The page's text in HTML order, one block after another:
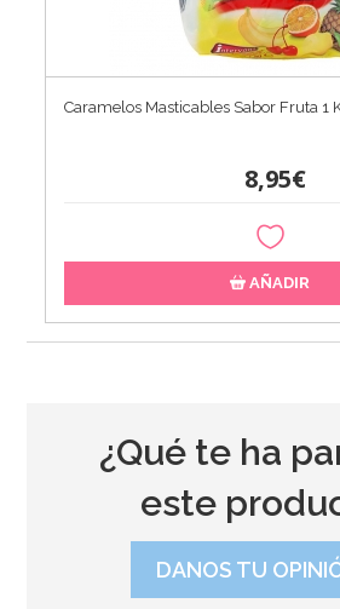
Caramelos Masticables Sabor Fruta 1
8,95€
AÑADIR
¿Qué te ha
este
DANOS TU